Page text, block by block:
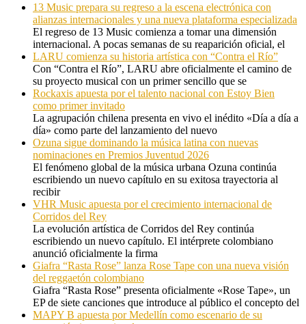
13 Music prepara su regreso a la escena electrónica con
alianzas internacionales y una nueva plataforma especializada
El regreso de 13 Music comienza a tomar una dimensión
internacional. A pocas semanas de su reaparición oficial, el
LARU comienza su historia artística con “Contra el Río”
Con “Contra el Río”, LARU abre oficialmente el camino de
su proyecto musical con un primer sencillo que se
Rockaxis apuesta por el talento nacional con Estoy Bien
como primer invitado
La agrupación chilena presenta en vivo el inédito «Día a día a
día» como parte del lanzamiento del nuevo
Ozuna sigue dominando la música latina con nuevas
nominaciones en Premios Juventud 2026
El fenómeno global de la música urbana Ozuna continúa
escribiendo un nuevo capítulo en su exitosa trayectoria al
recibir
VHR Music apuesta por el crecimiento internacional de
Corridos del Rey
La evolución artística de Corridos del Rey continúa
escribiendo un nuevo capítulo. El intérprete colombiano
anunció oficialmente la firma
Giafra “Rasta Rose” lanza Rose Tape con una nueva visión
del reggaetón colombiano
Giafra “Rasta Rose” presenta oficialmente «Rose Tape», un
EP de siete canciones que introduce al público el concepto del
MAPY B apuesta por Medellín como escenario de su